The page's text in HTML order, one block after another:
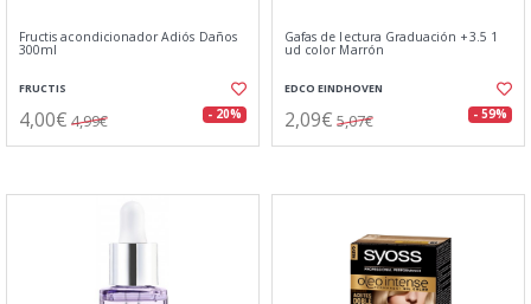
Fructis acondicionador Adiós Daños
300ml
FRUCTIS
4,00€ 4,99€ - 20%
Gafas de lectura Graduación +3.5 1
ud color Marrón
EDCO EINDHOVEN
2,09€ 5,07€ - 59%